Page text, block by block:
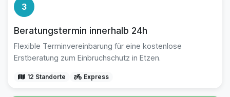
3
Beratungstermin innerhalb 24h
Flexible Terminvereinbarung für eine kostenlose
Erstberatung zum Einbruchschutz in Etzen.
12 Standorte Express